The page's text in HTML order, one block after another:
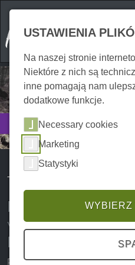
Poznaj
Trasy rowerowe
Trasy rowerowe
Przegląd
wycieczek
Harzu
Poznaj Park Narodowy
USTAWIENIA
Na naszej stronie
Niektóre z nich są
inne pomagają nam
dodatkowe funkcje.
Necessary cookies
Marketing
Statystyki
WYBIERZ